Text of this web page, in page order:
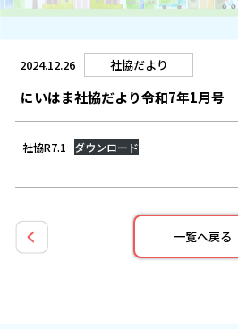
2024.12.26 社協だより
にいはま社協だより令和7年1月号
社協R7.1 ダウンロード
一覧へ戻る